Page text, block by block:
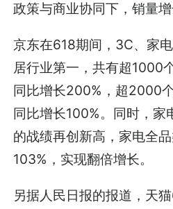
政策与商业协同下，销量增
京东在618期间，3C、家
居行业第一，共有超1000
同比增长200%，超2000
同比增长100%。同时，家
的战绩再创新高，家电全
103%，实现翻倍增长。
另据人民日报的报道，天